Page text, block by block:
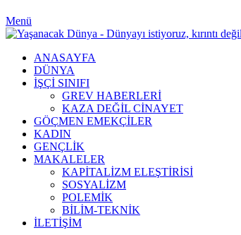
Menü
ANASAYFA
DÜNYA
İŞÇİ SINIFI
GREV HABERLERİ
KAZA DEĞİL CİNAYET
GÖÇMEN EMEKÇİLER
KADIN
GENÇLİK
MAKALELER
KAPİTALİZM ELEŞTİRİSİ
SOSYALİZM
POLEMİK
BİLİM-TEKNİK
ILETIŞIM